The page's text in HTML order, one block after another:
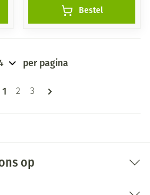
Bestel
Pagina's
U lees momenteel pagina
1 Pagina
2 Pagina
3
per pagina
op